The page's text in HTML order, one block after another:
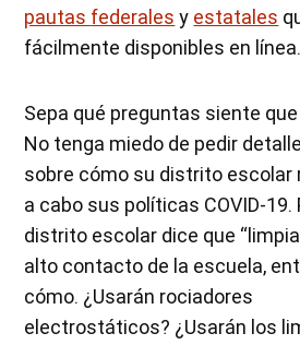
pautas federales y estatales
fácilmente disponibles en línea.
Sepa qué preguntas siente
No tenga miedo de pedir
sobre cómo su distrito escolar
a cabo sus políticas COVID-19.
distrito escolar dice que
alto contacto de la escuela,
cómo. ¿Usarán rociadores
electrostáticos? ¿Usarán los